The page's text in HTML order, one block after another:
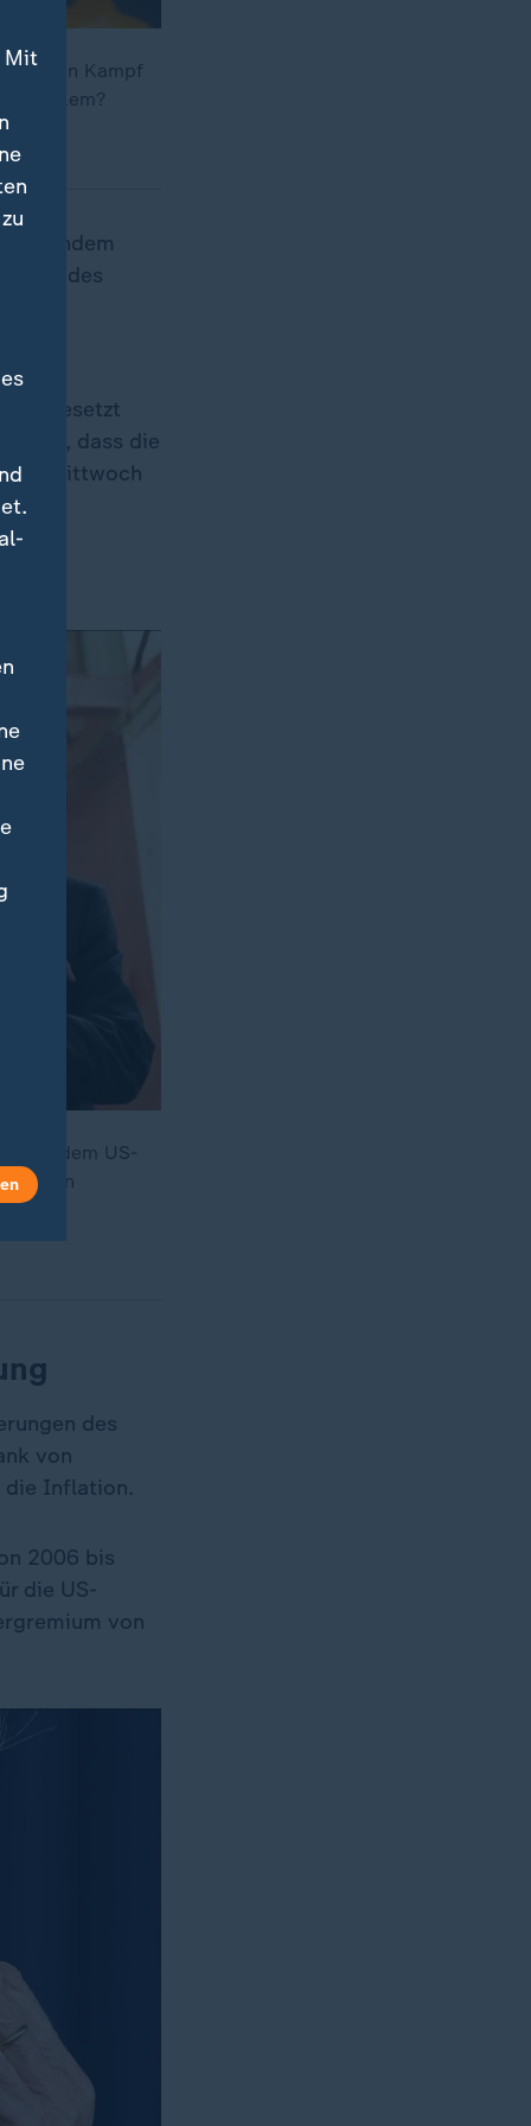
ist ein Kampf
Problem?
nachdem
dass die
am Mittwoch
dem US-
von
des
von
die Inflation.
2006 bis
die US-
von
Mit